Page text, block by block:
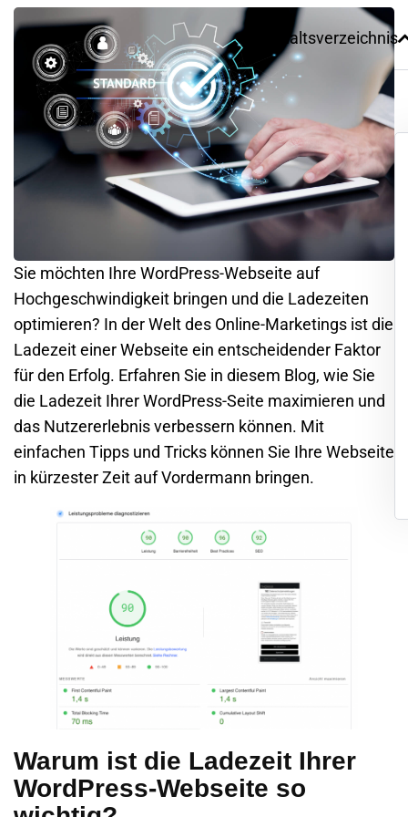
Sie möchten Ihre WordPress-Webseite auf
Hochgeschwindigkeit bringen und die Ladezeiten
optimieren? In der Welt des Online-Marketings ist die
Ladezeit einer Webseite ein entscheidender Faktor
für den Erfolg. Erfahren Sie in diesem Blog, wie Sie
die Ladezeit Ihrer WordPress-Seite maximieren und
das Nutzererlebnis verbessern können. Mit
einfachen Tipps und Tricks können Sie Ihre Webseite
in kürzester Zeit auf Vordermann bringen.
Warum ist die Ladezeit Ihrer
WordPress-Webseite so
Inhaltsverzeichnis